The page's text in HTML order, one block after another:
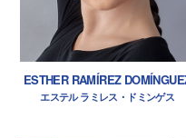
ESTHER RAMÍREZ
エステル ラミレス・ドミンゲス